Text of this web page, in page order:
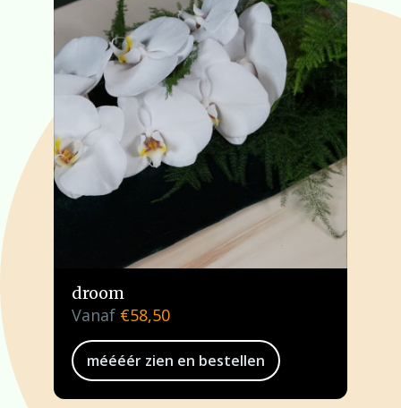
droom
Vanaf €58,50
méééér zien en bestellen